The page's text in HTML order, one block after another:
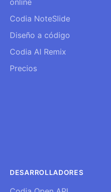
online
Codia NoteSlide
Diseño a código
Codia AI Remix
Precios
DESARROLLADORES